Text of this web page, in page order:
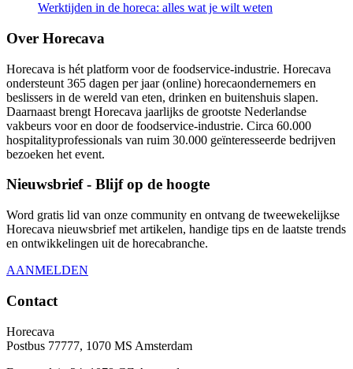
Werktijden in de horeca: alles wat je wilt weten
Over Horecava
Horecava is hét platform voor de foodservice-industrie. Horecava
ondersteunt 365 dagen per jaar (online) horecaondernemers en
beslissers in de wereld van eten, drinken en buitenshuis slapen.
Daarnaast brengt Horecava jaarlijks de grootste Nederlandse
vakbeurs voor en door de foodservice-industrie. Circa 60.000
hospitalityprofessionals van ruim 30.000 geïnteresseerde bedrijven
bezoeken het event.
Nieuwsbrief - Blijf op de hoogte
Word gratis lid van onze community en ontvang de tweewekelijkse
Horecava nieuwsbrief met artikelen, handige tips en de laatste trends
en ontwikkelingen uit de horecabranche.
AANMELDEN
Contact
Horecava
Postbus 77777, 1070 MS Amsterdam